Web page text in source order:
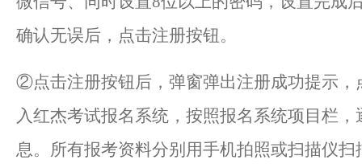
确认无误后，点击注册按钮。
②点击注册按钮后，弹窗弹出注册成功提示，
入红杰考试报名系统，按照报名系统项目栏
息。所有报考资料分别用手机拍照或扫描仪